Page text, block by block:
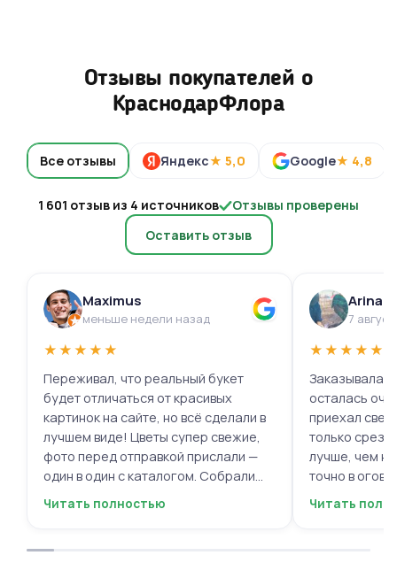
Отзывы покупателей о
КраснодарФлора
Все отзывы Яндекс★ 5,0 Google★ 4,8
1 601 отзыв из 4 источников
Отзывы проверены
Оставить отзыв
Maximus
меньше недели назад
★★★★★
Переживал, что реальный букет
будет отличаться от красивых
картинок на сайте, но всё сделали в
лучшем виде! Цветы супер свежие,
фото перед отправкой прислали —
один в один с каталогом. Собрали
быстро, курьер не подвёл. Мужской
Читать полностью
Arina
7
★★★★★
Заказывала
осталась очень
приехал
только
лучше, чем
точно в
вежливый,
Читать